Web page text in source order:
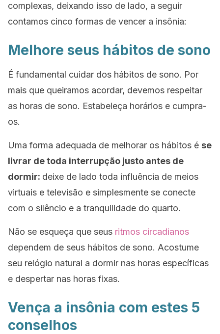
complexas, deixando isso de lado, a seguir
contamos cinco formas de vencer a insônia:
Melhore seus hábitos de sono
É fundamental cuidar dos hábitos de sono. Por
mais que queiramos acordar, devemos respeitar
as horas de sono. Estabeleça horários e cumpra-
os.
Uma forma adequada de melhorar os hábitos é se
livrar de toda interrupção justo antes de
dormir: deixe de lado toda influência de meios
virtuais e televisão e simplesmente se conecte
com o silêncio e a tranquilidade do quarto.
Não se esqueça que seus ritmos circadianos
dependem de seus hábitos de sono. Acostume
seu relógio natural a dormir nas horas específicas
e despertar nas horas fixas.
Vença a insônia com estes 5
conselhos